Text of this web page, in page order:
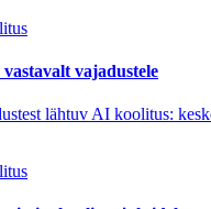
vajadustele
lähtuv AI koolitus: